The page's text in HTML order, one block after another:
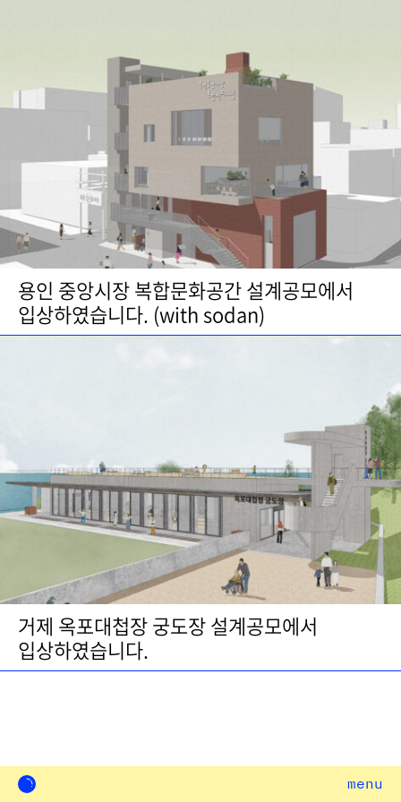
menu
용인 중앙시장 복합문화공간 설계공모에서
입상하였습니다. (with sodan)
거제 옥포대첩장 궁도장 설계공모에서
입상하였습니다.